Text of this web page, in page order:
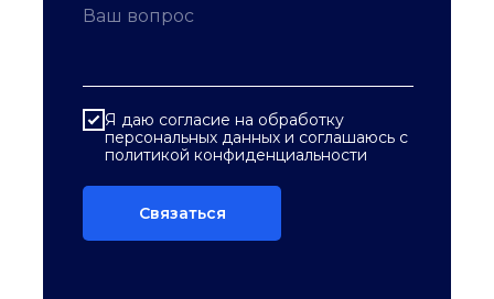
Я даю согласие на обработку
персональных данных и соглашаюсь c
политикой конфиденциальности
Связаться